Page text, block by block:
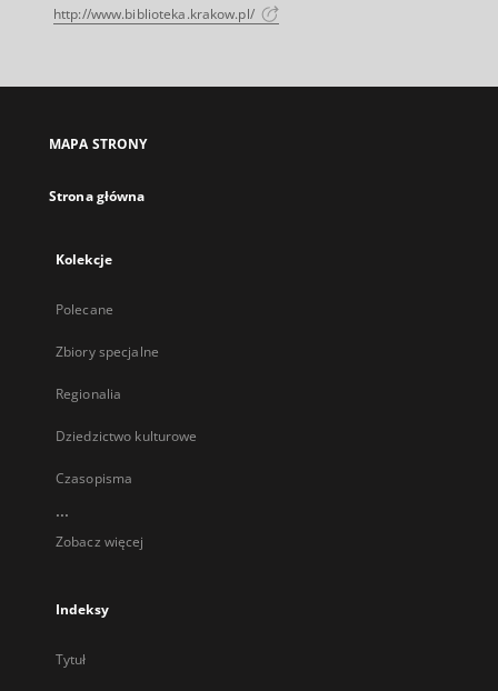
http://www.biblioteka.krakow.pl/
MAPA STRONY
Strona główna
Kolekcje
Polecane
Zbiory specjalne
Regionalia
Dziedzictwo kulturowe
Czasopisma
...
Zobacz więcej
Indeksy
Tytuł